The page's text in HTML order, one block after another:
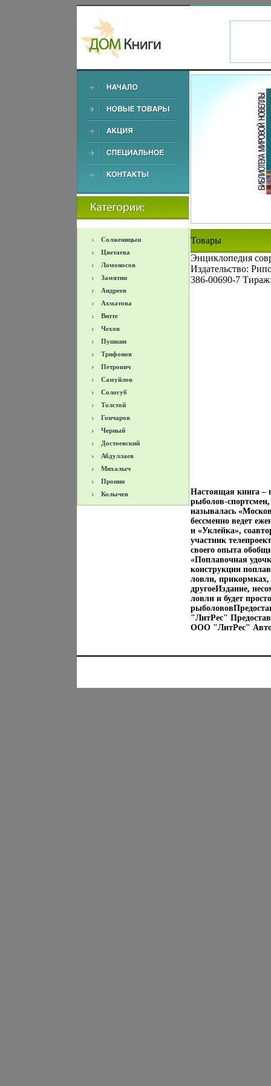
Солженицын
Цветаева
Ломоносов
Замятин
Андреев
Ахматова
Витте
Чехов
Пушкин
Трифонов
Петрович
Самуйлов
Сологуб
Толстой
Гончаров
Черный
Достоевский
Абдуллаев
Михалыч
Пронин
Колычев
Товары
Энциклопедия
Издательство:
386-00690-7
Настоящая книга –
рыболов-спортсмен,
называлась
бессменно ведет
и «Уклейка»,
участник
своего опыта
«Поплавочная
конструкции
ловли, прикормках,
другоеИздание,
ловли и будет
"ЛитРес"
ООО "ЛитРес"